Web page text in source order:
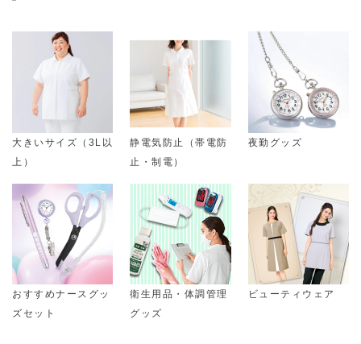
大きいサイズ（3L以
上）
静電気防止（帯電防
止・制電）
夜勤グッズ
おすすめナースグッ
ズセット
衛生用品・体調管理
グッズ
ビューティウェア